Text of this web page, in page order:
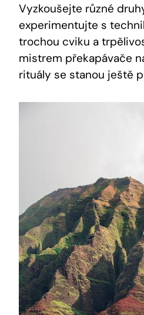
Vyzkoušejte různé
experimentujte s
trochou cviku a
mistrem překapávače
rituály se stanou ještě